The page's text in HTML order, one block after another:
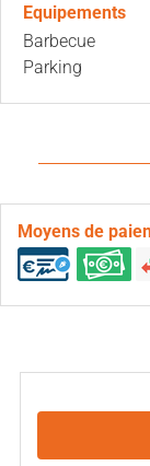
Equipements
Barbecue
Parking
Moyens de